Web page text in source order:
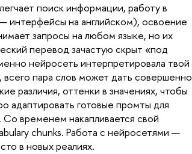
поиск информации, работу в
интерфейсы на английском), освоение
запросы на любом языке, но их
перевод зачастую скрыт «под
нейросеть интерпретировала твой
пара слов может дать совершенно
различия, оттенки в значениях, чтобы
адаптировать готовые промты для
временем накапливается свой
chunks. Работа с нейросетями —
в новых реалиях.